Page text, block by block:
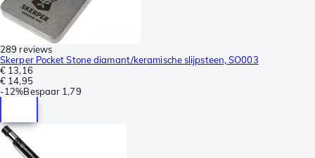
289 reviews
Skerper Pocket Stone diamant/keramische slijpsteen, SO003
€ 13,16
€ 14,95
-12%Bespaar 1,79